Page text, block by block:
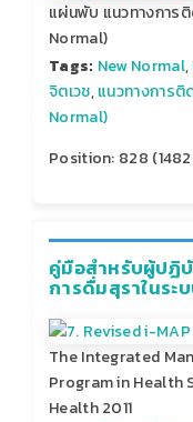
แผ่นพับ แนวทางการ
Normal)
Tags: New Normal,
จิตเวช,แนวทางการ
Normal)
Position: 828 (1482
คู่มือสำหรับผู้ปฏิ
การดื่มสุราในระ
The Integrated
Program in Health
Health 2011